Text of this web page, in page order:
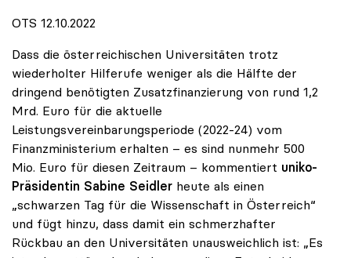
OTS 12.10.2022
Dass die österreichischen Universitäten trotz
wiederholter Hilferufe weniger als die Hälfte der
dringend benötigten Zusatzfinanzierung von rund 1,2
Mrd. Euro für die aktuelle
Leistungsvereinbarungsperiode (2022-24) vom
Finanzministerium erhalten – es sind nunmehr 500
Mio. Euro für diesen Zeitraum – kommentiert uniko-
Präsidentin Sabine Seidler heute als einen
„schwarzen Tag für die Wissenschaft in Österreich“
und fügt hinzu, dass damit ein schmerzhafter
Rückbau an den Universitäten unausweichlich ist: „Es